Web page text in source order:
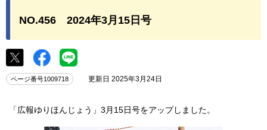
NO.456 2024年3月15日号
ページ番号1009718 更新日 2025年3月24日
「広報ゆりほんじょう」3月15日号をアップしました。